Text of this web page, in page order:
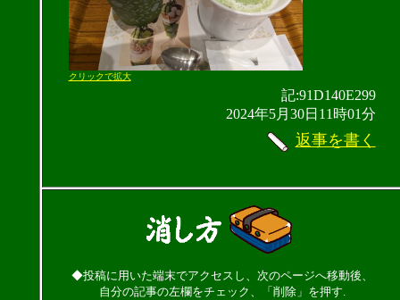
クリックで拡大
記:91D140E299
2024年5月30日11時01分
返事を書く
◆投稿に用いた端末でアクセスし、次のページへ移動後、
自分の記事の左欄をチェック、「削除」を押す.